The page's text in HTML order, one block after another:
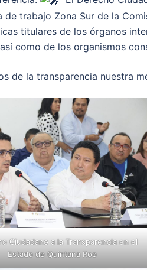
de trabajo Zona Sur de la
titulares de los órganos
como de los organismos
de la transparencia nuestra
Ciudadano a la Transparencia en el
Estado de Quintana Roo